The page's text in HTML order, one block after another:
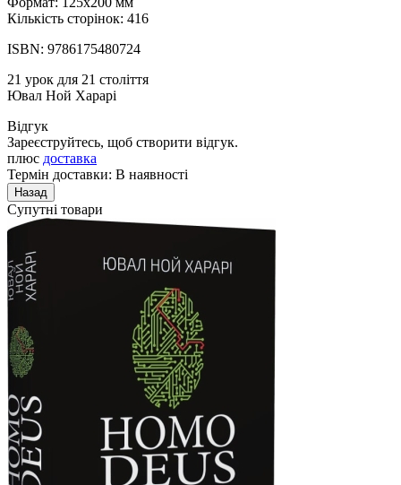
Кількість сторінок: 416
ISBN: 9786175480724
21 урок для 21 століття
Ювал Ной Харарі
Відгук
Зареєструйтесь, щоб створити відгук.
плюс доставка
Термін доставки: В наявності
Супутні товари